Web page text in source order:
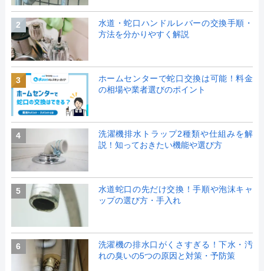
2
水道・蛇口ハンドルレバーの交換手順・
方法を分かりやすく解説
3
ホームセンターで蛇口交換は可能！料金
の相場や業者選びのポイント
4
洗濯機排水トラップ2種類や仕組みを解
説！知っておきたい機能や選び方
5
水道蛇口の先だけ交換！手順や泡沫キャ
ップの選び方・手入れ
6
洗濯機の排水口がくさすぎる！下水・汚
れの臭いの5つの原因と対策・予防策